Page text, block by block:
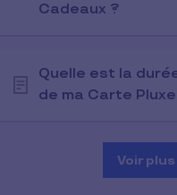
Cadeaux ?
Quelle est la
de ma Carte
Voir plus